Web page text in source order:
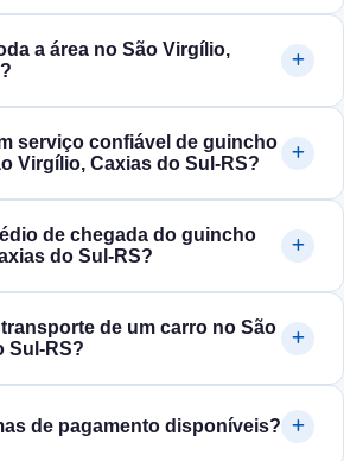
a área no São Virgílio,
serviço confiável de guincho
Virgílio, Caxias do Sul‑RS?
de chegada do guincho
do Sul‑RS?
de um carro no São
Sul‑RS?
de pagamento disponíveis?